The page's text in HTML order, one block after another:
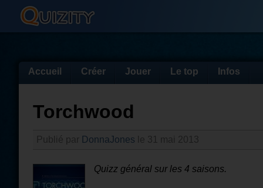
Accueil Créer Jouer Le top Infos
Torchwood
DonnaJones
Quizz général sur les 4 saisons.